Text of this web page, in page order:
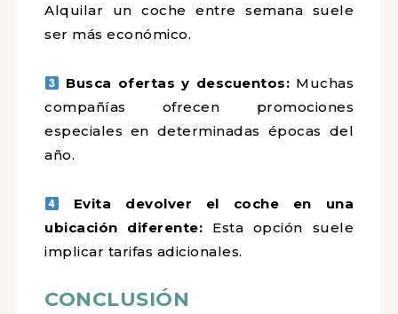
Alquilar un coche entre semana suele
ser más económico.
Busca ofertas y descuentos: Muchas
compañías ofrecen promociones
especiales en determinadas épocas del
año.
Evita devolver el coche en una
ubicación diferente: Esta opción suele
implicar tarifas adicionales.
CONCLUSIÓN